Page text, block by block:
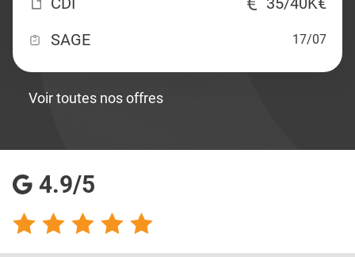
SAGE
17/07
Voir toutes nos offres
4.9/5